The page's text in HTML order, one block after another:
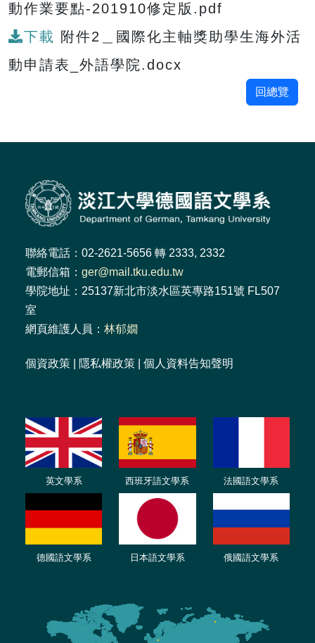
動作業要點-201910修定版.pdf
下載 附件2＿國際化主軸獎助學生海外活
動申請表_外語學院.docx
回總覽
聯絡電話：02-2621-5656 轉 2333, 2332
電郵信箱： ger@mail.tku.edu.tw
學院地址：25137新北市淡水區英專路151號 FL507
室
網頁維護人員： 林郁嫺
個資政策 隱私權政策 個人資料告知聲明
英文學系 西班牙語文學系 法國語文學系
德國語文學系 日本語文學系 俄國語文學系